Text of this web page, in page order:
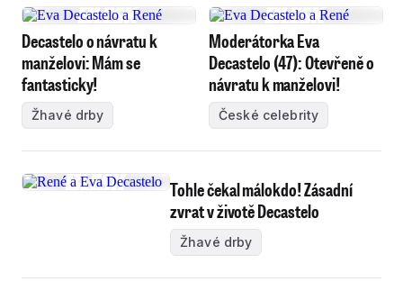
Decastelo o návratu k
manželovi: Mám se
fantasticky!
Žhavé drby
Moderátorka Eva
Decastelo (47): Otevřeně o
návratu k manželovi!
České celebrity
Tohle čekal málokdo! Zásadní
zvrat v životě Decastelo
Žhavé drby